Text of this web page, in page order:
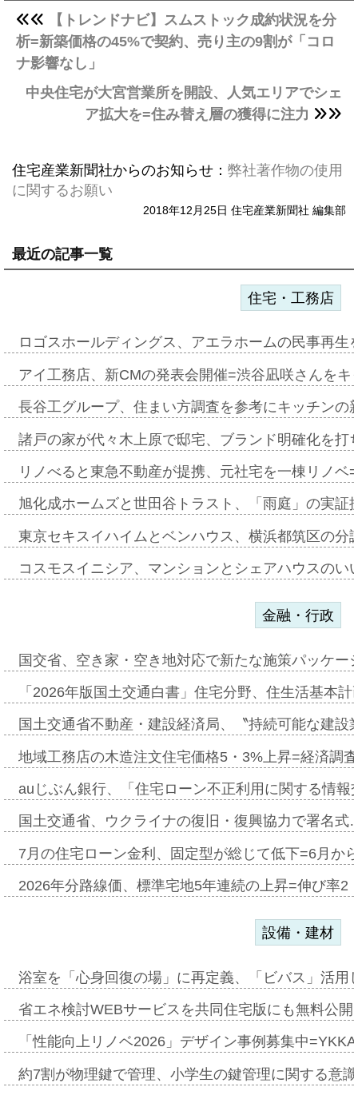
【トレンドナビ】スムストック成約状況を分
析=新築価格の45%で契約、売り主の9割が「コロ
ナ影響なし」
中央住宅が大宮営業所を開設、人気エリアでシェ
ア拡大を=住み替え層の獲得に注力
住宅産業新聞社からのお知らせ： 弊社著作物の使用
に関するお願い
2018年12月25日 住宅産業新聞社 編集部
最近の記事一覧
住宅・工務店
ロゴスホールディングス、アエラホームの民事再
アイ工務店、新CMの発表会開催=渋谷凪咲さんを
長谷工グループ、住まい方調査を参考にキッチン
諸戸の家が代々木上原で邸宅、ブランド明確化を
リノべると東急不動産が提携、元社宅を一棟リノ
旭化成ホームズと世田谷トラスト、「雨庭」の実
東京セキスイハイムとベンハウス、横浜都筑区の
コスモスイニシア、マンションとシェアハウスの
金融・行政
国交省、空き家・空き地対応で新たな施策パッケ
「2026年版国土交通白書」住宅分野、住生活基本
国土交通省不動産・建設経済局、〝持続可能な建
地域工務店の木造注文住宅価格5・3%上昇=経済調
auじぶん銀行、「住宅ローン不正利用に関する情
国土交通省、ウクライナの復旧・復興協力で署名
7月の住宅ローン金利、固定型が総じて低下=6月か
2026年分路線価、標準宅地5年連続の上昇=伸び率
設備・建材
浴室を「心身回復の場」に再定義、「ビバス」活
省エネ検討WEBサービスを共同住宅版にも無料公
「性能向上リノベ2026」デザイン事例募集中
約7割が物理鍵で管理、小学生の鍵管理に関する意